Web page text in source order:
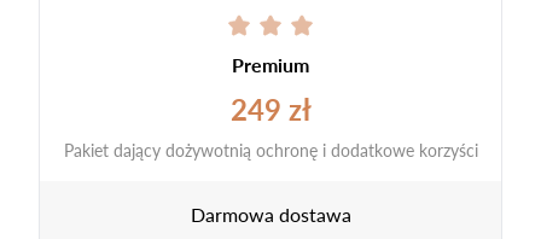
Premium
249 zł
Pakiet dający dożywotnią ochronę i dodatkowe korzyści
Darmowa dostawa